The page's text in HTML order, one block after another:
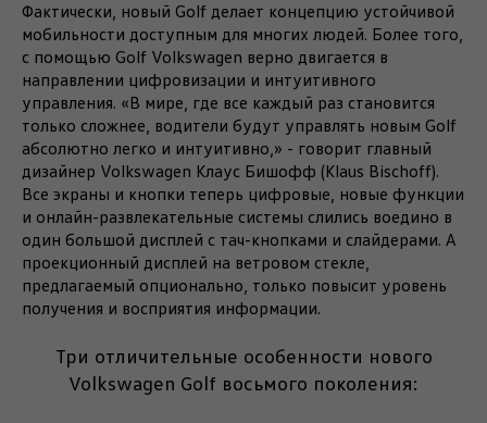
Фактически, новый Golf делает концепцию устойчивой
мобильности доступным для многих людей. Более того,
с помощью Golf Volkswagen верно двигается в
направлении цифровизации и интуитивного
управления. «В мире, где все каждый раз становится
только сложнее, водители будут управлять новым Golf
абсолютно легко и интуитивно,» - говорит главный
дизайнер Volkswagen Клаус Бишофф (Klaus Bischoff).
Все экраны и кнопки теперь цифровые, новые функции
и онлайн-развлекательные системы слились воедино в
один большой дисплей с тач-кнопками и слайдерами. А
проекционный дисплей на ветровом стекле,
предлагаемый опционально, только повысит уровень
получения и восприятия информации.
Три отличительные особенности нового
Volkswagen Golf восьмого поколения: